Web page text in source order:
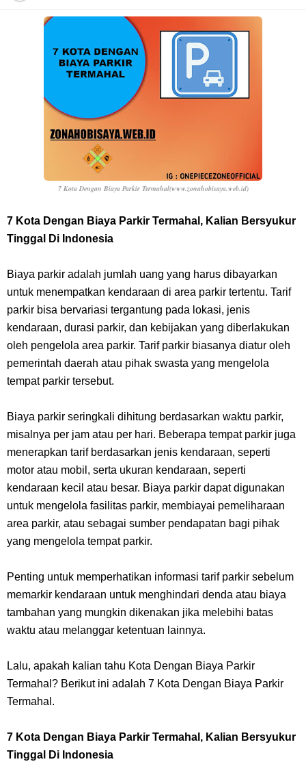
7 Fakta Franky One Piece, Pernah Dapat Tawaran Buah Iblis Mera
Mera No Mi
Profil Anwar Hafid, Politisi Yang Mernjadi Gubernur Provinsi Sulawesi
Resep Pesmol Ikan Mas, Makanan Khas Sunda Dengan Rasa Yang
Enaknya Nagih
Arti Bendera Barbados, Negara Kepulauan Yang Terletak Di Kawasan
Cara Daftar Danamon Mobile Banking, Mudah Banget Dan Lengkap
Caranya Disini
7 Fakta Elbaph One Piece, Menjadi Tempat Yang Sangat Ingin
Dikunjungi Usopp
7 Fakta Ivankov One Piece, Orang Yang Mampu Menipu Sensor
Wanita Milik Sanji
7 Klub Pertama Yang Menjuarai Liga Champions, Apa Klub Jagoan
Kamu Termasuk
Arti Bendera Palau, Negara Kepulauan Yang Berada Di Kawasan
Pasifik Barat
Cara Membuat Linktree Instagram, Sangat Mudah Untuk Kamu
7 Fakta Gaban One Piece, Orang Yang Telah Memberikan Kunci Borgol
Profil Slamet Rahardjo, Aktor Dengan Peran Penting Dalam Perfilman
7 Kota Dengan Biaya Parkir Termahal(www.zonahobisaya.web.id)
7 Kota Dengan Biaya Parkir Termahal, Kalian Bersyukur
Tinggal Di Indonesia
Biaya parkir adalah jumlah uang yang harus dibayarkan
untuk menempatkan kendaraan di area parkir tertentu. Tarif
parkir bisa bervariasi tergantung pada lokasi, jenis
kendaraan, durasi parkir, dan kebijakan yang diberlakukan
oleh pengelola area parkir. Tarif parkir biasanya diatur oleh
pemerintah daerah atau pihak swasta yang mengelola
tempat parkir tersebut.
Biaya parkir seringkali dihitung berdasarkan waktu parkir,
misalnya per jam atau per hari. Beberapa tempat parkir juga
menerapkan tarif berdasarkan jenis kendaraan, seperti
motor atau mobil, serta ukuran kendaraan, seperti
kendaraan kecil atau besar. Biaya parkir dapat digunakan
untuk mengelola fasilitas parkir, membiayai pemeliharaan
area parkir, atau sebagai sumber pendapatan bagi pihak
yang mengelola tempat parkir.
Penting untuk memperhatikan informasi tarif parkir sebelum
memarkir kendaraan untuk menghindari denda atau biaya
tambahan yang mungkin dikenakan jika melebihi batas
waktu atau melanggar ketentuan lainnya.
Lalu, apakah kalian tahu Kota Dengan Biaya Parkir
Termahal? Berikut ini adalah 7 Kota Dengan Biaya Parkir
Termahal.
7 Kota Dengan Biaya Parkir Termahal, Kalian Bersyukur
Tinggal Di Indonesia